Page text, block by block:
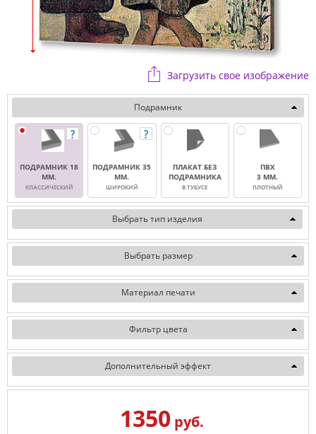
Загрузить свое изображение
Подрамник
ПОДРАМНИК 18
ММ.
КЛАССИЧЕСКИЙ
ПОДРАМНИК 35
ММ.
ШИРОКИЙ
ПЛАКАТ БЕЗ
ПОДРАМНИКА
В ТУБУСЕ
ПВХ
3 ММ.
ПЛОТНЫЙ
Выбрать тип изделия
Выбрать размер
Материал печати
Фильтр цвета
Дополнительный эффект
1350руб.